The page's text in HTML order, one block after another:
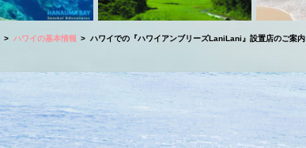
ハワイの基本情報 ハワイでの『ハワイアンブリーズLaniLani』設置店のご案内